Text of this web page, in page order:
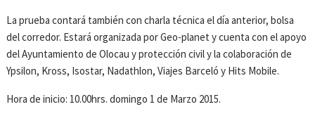
La prueba contará también con charla técnica el día anterior, bolsa
del corredor. Estará organizada por Geo-planet y cuenta con el apoyo
del Ayuntamiento de Olocau y protección civil y la colaboración de
Ypsilon, Kross, Isostar, Nadathlon, Viajes Barceló y Hits Mobile.
Hora de inicio: 10.00hrs. domingo 1 de Marzo 2015.